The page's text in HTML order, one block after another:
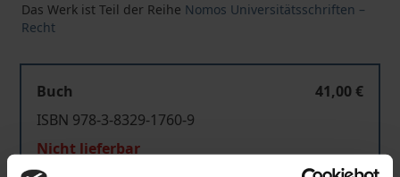
Das Werk ist Teil der Reihe Nomos Universitätsschriften –
Recht
Buch
41,00 €
ISBN 978-3-8329-1760-9
Nicht lieferbar